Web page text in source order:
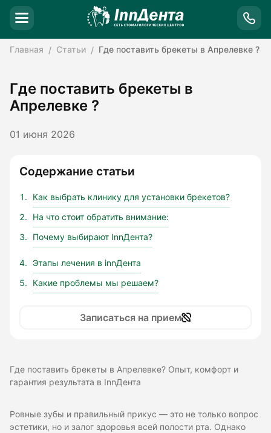
Главная Статьи Где поставить брекеты в Апрелевке ?
Где поставить брекеты в
Апрелевке ?
01 июня 2026
Содержание статьи
Как выбрать клинику для установки брекетов?
На что стоит обратить внимание:
Почему выбирают InnДента?
Этапы лечения в innДента
Какие проблемы мы решаем?
Записаться на прием
Где поставить брекеты в Апрелевке? Опыт, комфорт и
гарантия результата в InnДента
Ровные зубы и правильный прикус — это не только вопрос
эстетики, но и залог здоровья всей полости рта. Однако